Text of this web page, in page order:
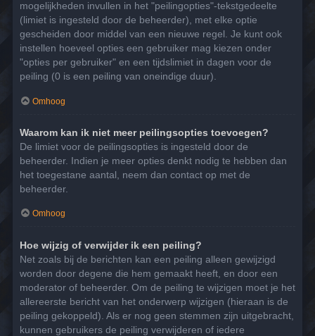
mogelijkheden invullen in het "peilingopties"-tekstgedeelte
(limiet is ingesteld door de beheerder), met elke optie
gescheiden door middel van een nieuwe regel. Je kunt ook
instellen hoeveel opties een gebruiker mag kiezen onder
"opties per gebruiker" en een tijdslimiet in dagen voor de
peiling (0 is een peiling van oneindige duur).
Omhoog
Waarom kan ik niet meer peilingsopties toevoegen?
De limiet voor de peilingsopties is ingesteld door de
beheerder. Indien je meer opties denkt nodig te hebben dan
het toegestane aantal, neem dan contact op met de
beheerder.
Omhoog
Hoe wijzig of verwijder ik een peiling?
Net zoals bij de berichten kan een peiling alleen gewijzigd
worden door degene die hem gemaakt heeft, en door een
moderator of beheerder. Om de peiling te wijzigen moet je het
allereerste bericht van het onderwerp wijzigen (hieraan is de
peiling gekoppeld). Als er nog geen stemmen zijn uitgebracht,
kunnen gebruikers de peiling verwijderen of iedere